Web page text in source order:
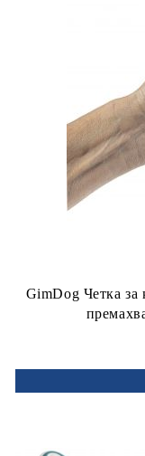
GimDog Четка за кучета и котки, с бутон за улеснено